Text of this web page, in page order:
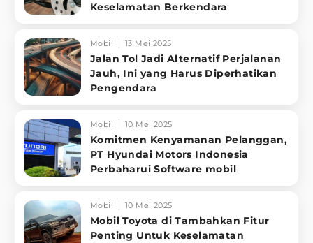
Keselamatan Berkendara
Mobil 13 Mei 2025
Jalan Tol Jadi Alternatif Perjalanan
Jauh, Ini yang Harus Diperhatikan
Pengendara
Mobil 10 Mei 2025
Komitmen Kenyamanan Pelanggan,
PT Hyundai Motors Indonesia
Perbaharui Software mobil
Mobil 10 Mei 2025
Mobil Toyota di Tambahkan Fitur
Penting Untuk Keselamatan